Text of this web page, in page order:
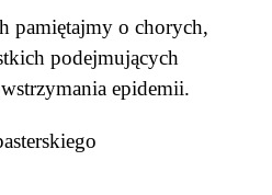
pamiętajmy o chorych,
podejmujących
epidemii.